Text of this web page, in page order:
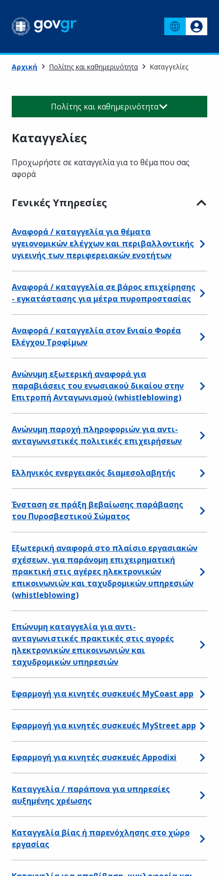
Αρχική Πολίτης και καθημερινότητα Καταγγελίες
Καταγγελίες
Προχωρήστε σε καταγγελία για το θέμα που σας
αφορά
Γενικές Υπηρεσίες
Αναφορά / καταγγελία για θέματα
υγειονομικών ελέγχων και περιβαλλοντικής
υγιεινής των περιφερειακών ενοτήτων
Αναφορά / καταγγελία σε βάρος επιχείρησης
- εγκατάστασης για μέτρα πυροπροστασίας
Αναφορά / καταγγελία στον Ενιαίο Φορέα
Ελέγχου Τροφίμων
Ανώνυμη εξωτερική αναφορά για
παραβιάσεις του ενωσιακού δικαίου στην
Επιτροπή Ανταγωνισμού (whistleblowing)
Ανώνυμη παροχή πληροφοριών για αντι-
ανταγωνιστικές πολιτικές επιχειρήσεων
Ελληνικός ενεργειακός διαμεσολαβητής
Ένσταση σε πράξη βεβαίωσης παράβασης
του Πυροσβεστικού Σώματος
Εξωτερική αναφορά στο πλαίσιο εργασιακών
σχέσεων, για παράνομη επιχειρηματική
πρακτική στις αγέρες ηλεκτρονικών
επικοινωνιών και ταχυδρομικών υπηρεσιών
(whistleblowing)
Επώνυμη καταγγελία για αντι-
ανταγωνιστικές πρακτικές στις αγορές
ηλεκτρονικών επικοινωνιών και
ταχυδρομικών υπηρεσιών
Εφαρμογή για κινητές συσκευές MyCoast app
Εφαρμογή για κινητές συσκευές MyStreet app
Εφαρμογή για κινητές συσκευές Αppodixi
Καταγγελία / παράπονα για υπηρεσίες
αυξημένης χρέωσης
Καταγγελία βίας ή παρενόχλησης στο χώρο
εργασίας
Πολίτης και καθημερινότητα